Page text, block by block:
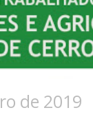
de 2019